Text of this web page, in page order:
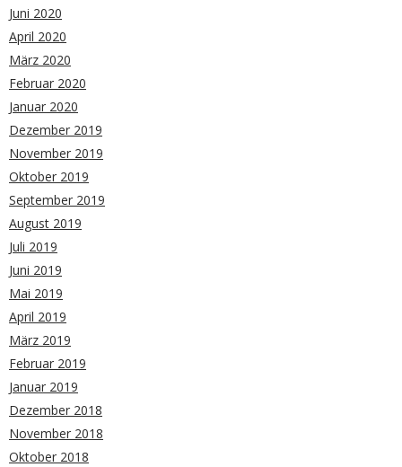
Juni 2020
April 2020
März 2020
Februar 2020
Januar 2020
Dezember 2019
November 2019
Oktober 2019
September 2019
August 2019
Juli 2019
Juni 2019
Mai 2019
April 2019
März 2019
Februar 2019
Januar 2019
Dezember 2018
November 2018
Oktober 2018